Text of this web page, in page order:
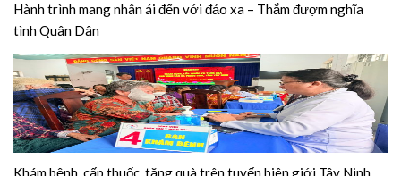
Hành trình mang nhân ái đến với đảo xa – Thắm đượm nghĩa
tình Quân Dân
Khám bệnh, cấp thuốc, tặng quà trên tuyến biên giới Tây Ninh